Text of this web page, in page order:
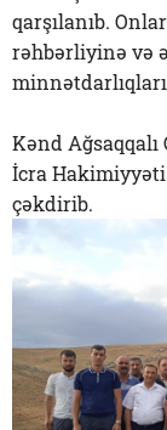
qarşılanıb.
rəhbərliyinə və
Kənd
İcra Hakimiyyəti
çəkdirib.